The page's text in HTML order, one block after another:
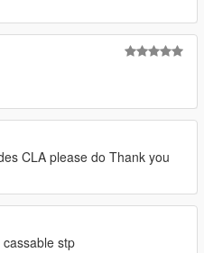
CLA please do Thank you
stp